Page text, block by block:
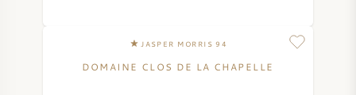
JASPER MORRIS 94
DOMAINE CLOS DE LA CHAPELLE